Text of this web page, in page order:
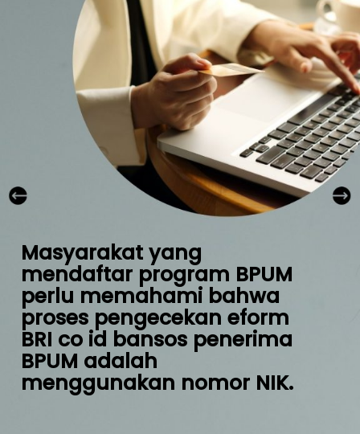
Masyarakat yang
mendaftar program BPUM
perlu memahami bahwa
proses pengecekan eform
BRI co id bansos penerima
BPUM adalah
menggunakan nomor NIK.